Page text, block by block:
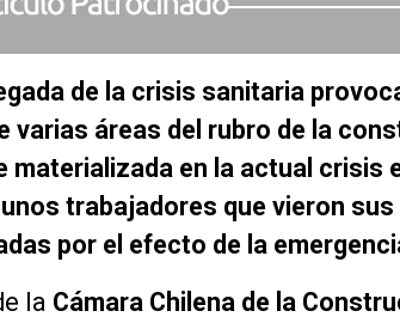
de la crisis sanitaria
varias áreas del rubro de la
materializada en la actual
trabajadores que vieron
por el efecto de la
la Cámara Chilena de la